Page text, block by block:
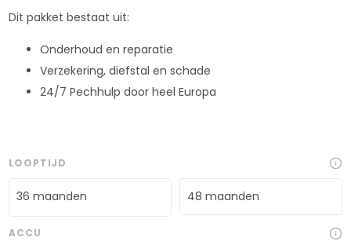
Dit pakket bestaat uit:
Onderhoud en reparatie
Verzekering, diefstal en schade
24/7 Pechhulp door heel Europa
LOOPTIJD
36 maanden 48 maanden
ACCU